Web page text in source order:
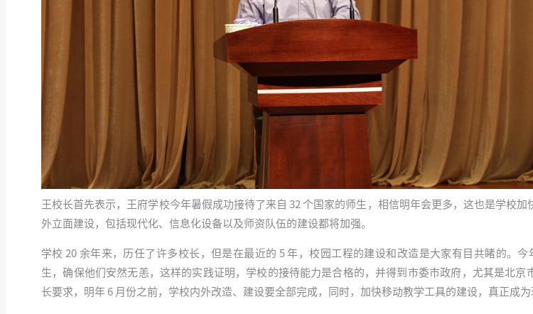
王校长首先表示，王府学校今年暑假成功接待了来自 32 个国家的师生，相信明年会更多，这也是学校
外立面建设，包括现代化、信息化设备以及师资队伍的建设都将加强。
学校 20 余年来，历任了许多校长，但是在最近的 5 年，校园工程的建设和改造是大家有目共睹的。今
生，确保他们安然无恙，这样的实践证明，学校的接待能力是合格的，并得到市委市政府，尤其是北京
长要求，明年 6 月份之前，学校内外改造、建设要全部完成，同时，加快移动教学工具的建设，真正成为